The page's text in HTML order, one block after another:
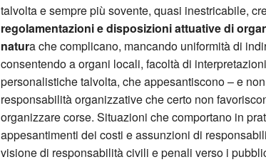
talvolta e sempre più sovente, quasi inestricabile,
regolamentazioni e disposizioni attuative di
natura che complicano, mancando uniformità di
consentendo a organi locali, facoltà di
personalistiche talvolta, che appesantiscono – e
responsabilità organizzative che certo non
organizzare corse. Situazioni che comportano in
appesantimenti dei costi e assunzioni di
visione di responsabilità civili e penali verso i